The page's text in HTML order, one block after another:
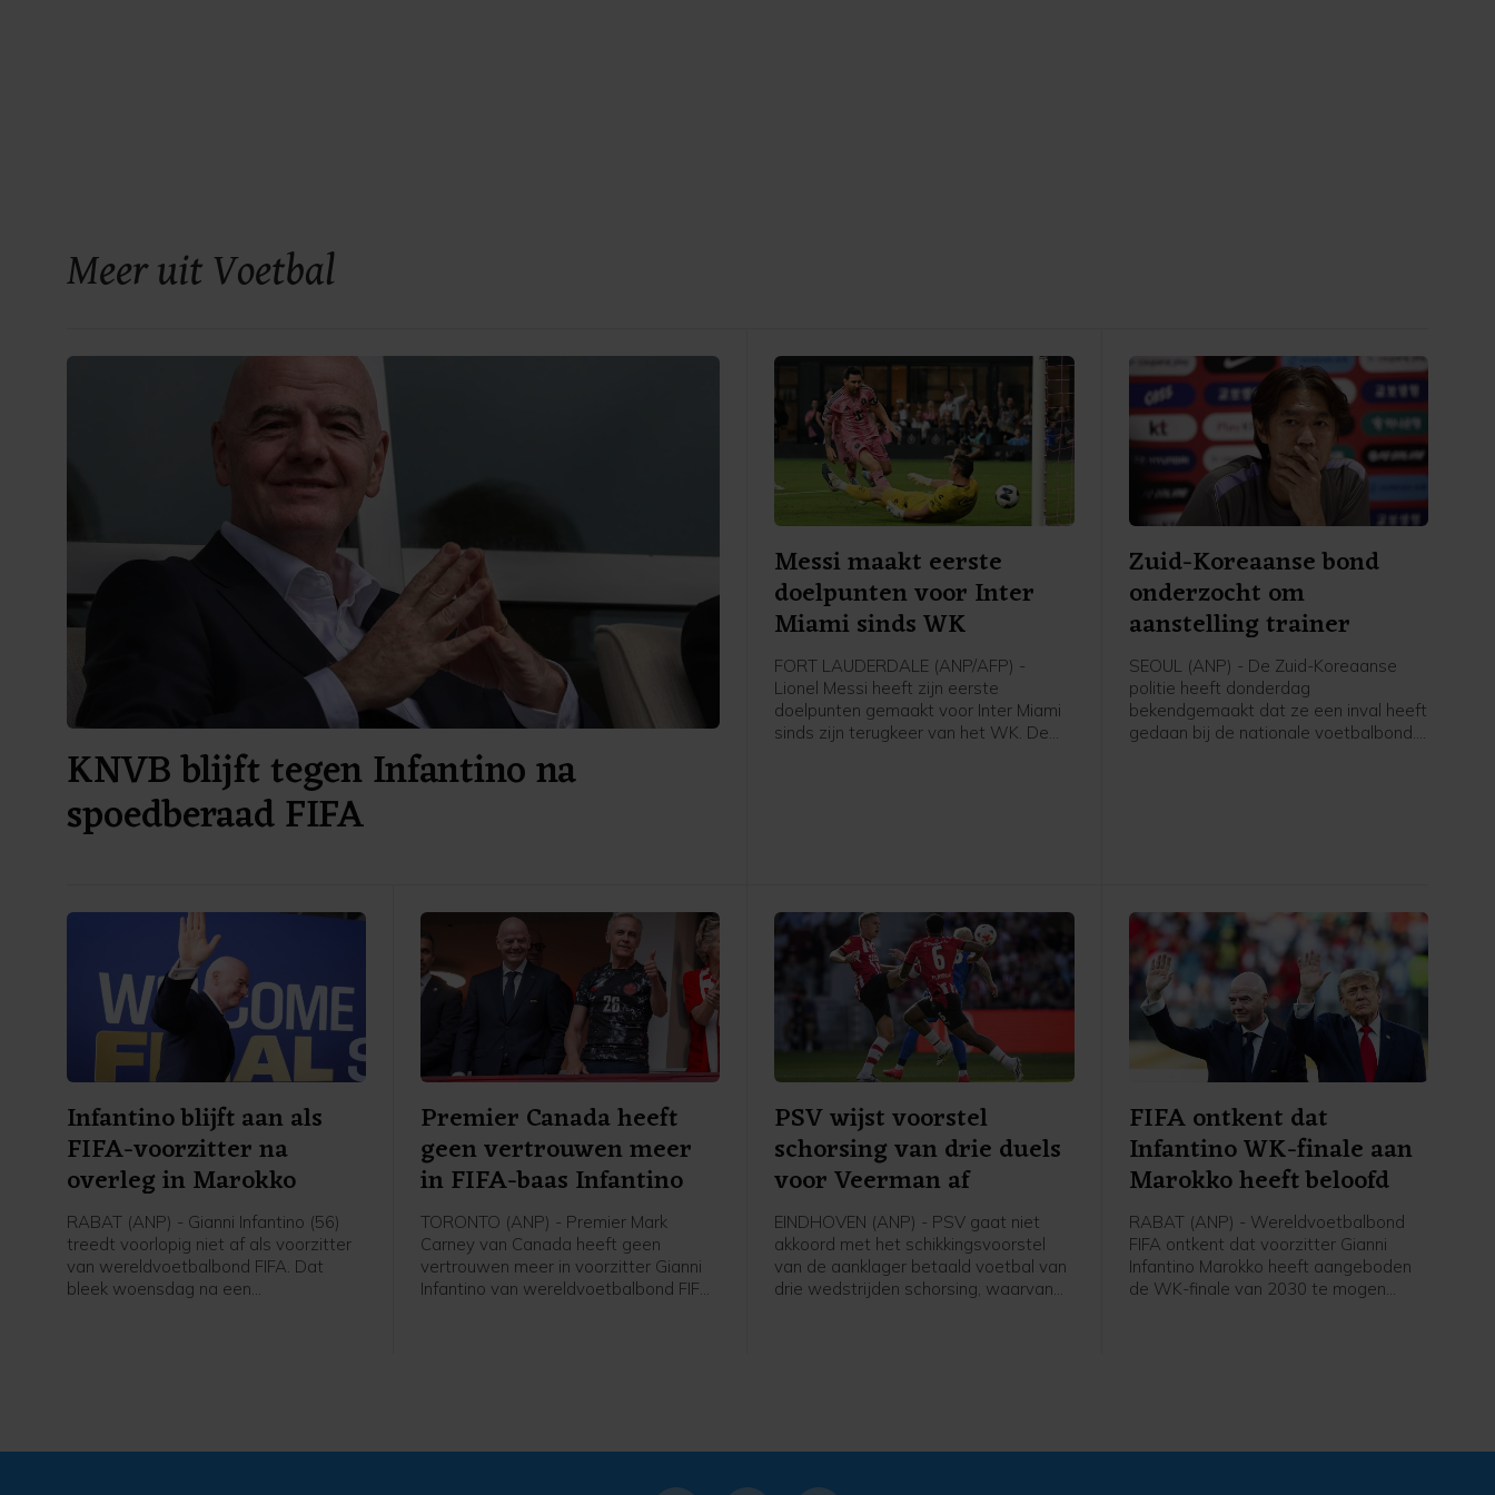
Meer uit Voetbal
KNVB blijft tegen Infantino na
spoedberaad FIFA
Messi maakt eerste
doelpunten voor Inter
Miami sinds WK
FORT LAUDERDALE (ANP/AFP) -
Lionel Messi heeft zijn eerste
doelpunten gemaakt voor Inter Miami
sinds zijn terugkeer van het WK. De
Zuid-Koreaanse bond
onderzocht om
aanstelling trainer
SEOUL (ANP) - De Zuid-Koreaanse
politie heeft donderdag
bekendgemaakt dat ze een inval heeft
gedaan bij de nationale voetbalbond.
Infantino blijft aan als
FIFA-voorzitter na
overleg in Marokko
RABAT (ANP) - Gianni Infantino (56)
treedt voorlopig niet af als voorzitter
van wereldvoetbalbond FIFA. Dat
bleek woensdag na een
Premier Canada heeft
geen vertrouwen meer
in FIFA-baas Infantino
TORONTO (ANP) - Premier Mark
Carney van Canada heeft geen
vertrouwen meer in voorzitter Gianni
Infantino van wereldvoetbalbond FIFA,
PSV wijst voorstel
schorsing van drie duels
voor Veerman af
EINDHOVEN (ANP) - PSV gaat niet
akkoord met het schikkingsvoorstel
van de aanklager betaald voetbal van
drie wedstrijden schorsing, waarvan
FIFA ontkent dat
Infantino WK-finale aan
Marokko heeft beloofd
RABAT (ANP) - Wereldvoetbalbond
FIFA ontkent dat voorzitter Gianni
Infantino Marokko heeft aangeboden
de WK-finale van 2030 te mogen